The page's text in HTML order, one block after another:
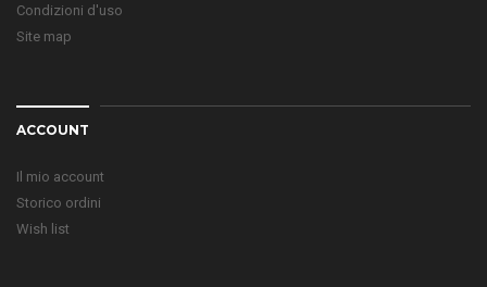
Condizioni d'uso
Site map
ACCOUNT
Il mio account
Storico ordini
Wish list